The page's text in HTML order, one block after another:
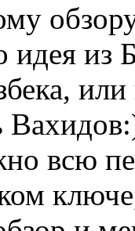
идея из
всю